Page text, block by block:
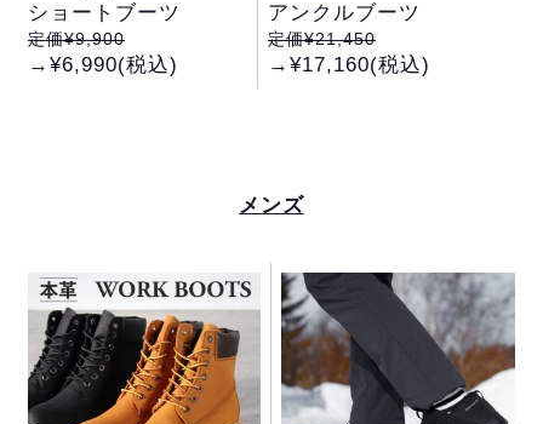
ショートブーツ
定価¥9,900
→¥6,990(税込)
アンクルブーツ
定価¥21,450
→¥17,160(税込)
メンズ